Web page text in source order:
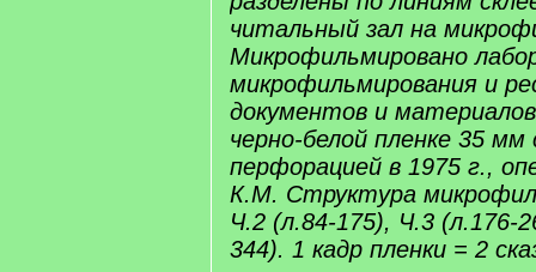
читальный зал на
Микрофильмировано
микрофильмирования и
документов и
черно-белой пленке 35 мм
перфорацией в 1975 г.,
К.М. Структура
Ч.2 (л.84-175), Ч.3 (л.176-
344). 1 кадр пленки = 2